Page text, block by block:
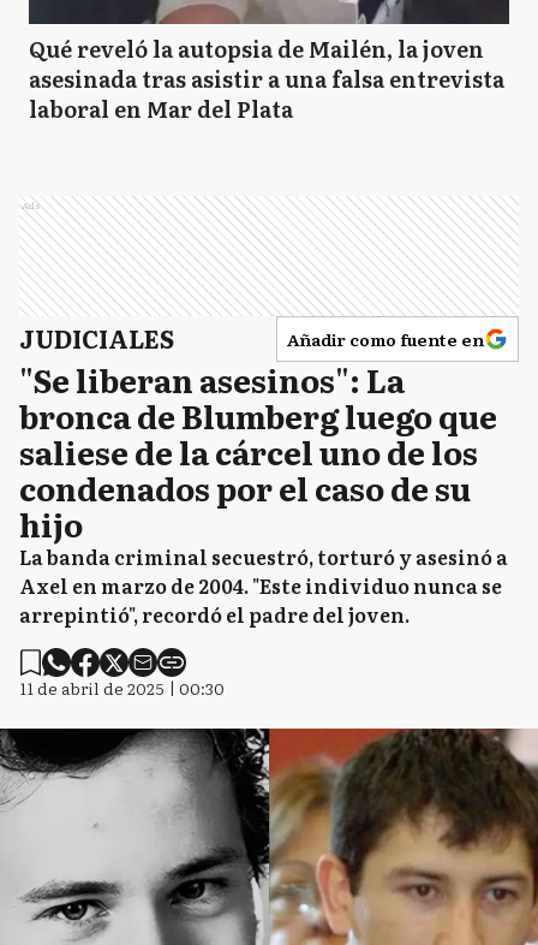
Qué reveló la autopsia de Mailén, la joven
asesinada tras asistir a una falsa entrevista
laboral en Mar del Plata
Ads
JUDICIALES Añadir como fuente en
"Se liberan asesinos": La
bronca de Blumberg luego que
saliese de la cárcel uno de los
condenados por el caso de su
hijo
La banda criminal secuestró, torturó y asesinó a
Axel en marzo de 2004. "Este individuo nunca se
arrepintió", recordó el padre del joven.
11 de abril de 2025 | 00:30